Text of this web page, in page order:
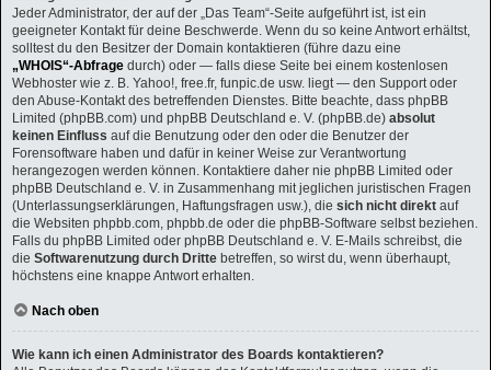
Jeder Administrator, der auf der „Das Team“-Seite aufgeführt ist, ist ein
geeigneter Kontakt für deine Beschwerde. Wenn du so keine Antwort erhältst,
solltest du den Besitzer der Domain kontaktieren (führe dazu eine
„WHOIS“-Abfrage durch) oder — falls diese Seite bei einem kostenlosen
Webhoster wie z. B. Yahoo!, free.fr, funpic.de usw. liegt — den Support oder
den Abuse-Kontakt des betreffenden Dienstes. Bitte beachte, dass phpBB
Limited (phpBB.com) und phpBB Deutschland e. V. (phpBB.de) absolut
keinen Einfluss auf die Benutzung oder den oder die Benutzer der
Forensoftware haben und dafür in keiner Weise zur Verantwortung
herangezogen werden können. Kontaktiere daher nie phpBB Limited oder
phpBB Deutschland e. V. in Zusammenhang mit jeglichen juristischen Fragen
(Unterlassungserklärungen, Haftungsfragen usw.), die sich nicht direkt auf
die Websiten phpbb.com, phpbb.de oder die phpBB-Software selbst beziehen.
Falls du phpBB Limited oder phpBB Deutschland e. V. E-Mails schreibst, die
die Softwarenutzung durch Dritte betreffen, so wirst du, wenn überhaupt,
höchstens eine knappe Antwort erhalten.
Nach oben
Wie kann ich einen Administrator des Boards kontaktieren?